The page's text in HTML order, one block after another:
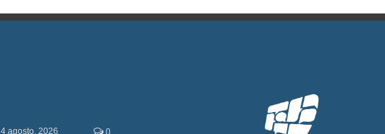
4 agosto, 2026 0